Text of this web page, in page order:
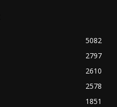
5082
2797
2610
2578
1851